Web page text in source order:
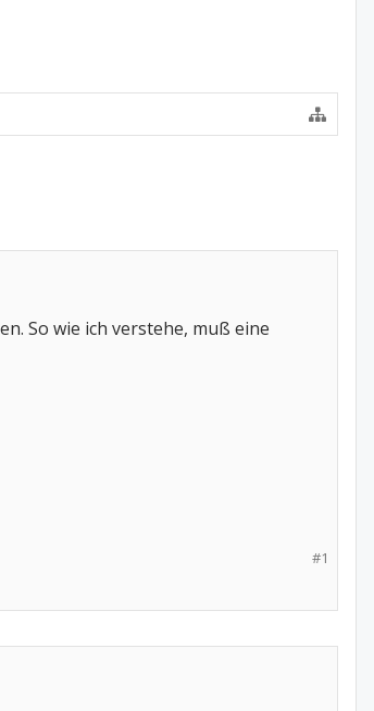
So wie ich verstehe, muß eine
#1